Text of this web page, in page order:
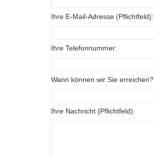
Ihre E-Mail-Adresse (Pflichtfeld):
Ihre Telefonnummer:
Wann können wir Sie erreichen?
Ihre Nachricht (Pflichtfeld):